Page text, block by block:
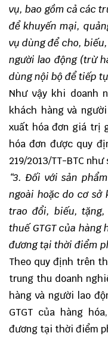
vụ, bao gồm cả các
để khuyến mại,
vụ dùng để cho,
người lao động (trừ
dùng nội bộ để tiếp
Như vậy khi doanh
khách hàng và
xuất hóa đơn giá trị
hóa đơn được quy
219/2013/TT-BTC như
“3. Đối với sản
ngoài hoặc do cơ
trao đổi, biếu,
thuế GTGT của
đương tại thời điểm
Theo quy định trên
trung thu doanh
hàng và người lao
GTGT của hàng
đương tại thời điểm